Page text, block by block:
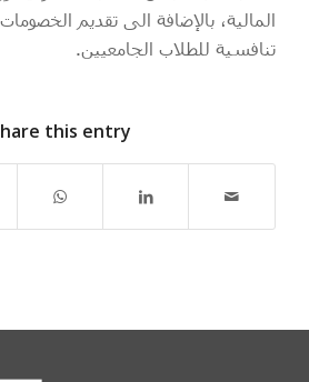
المالية، بالإضافة الى تقديم
تنافسية للطلاب الجامعيين.
this entry